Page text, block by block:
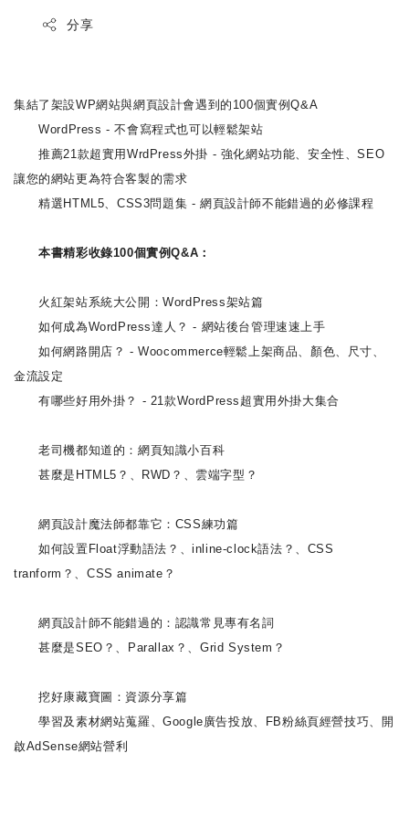
分享
集結了架設WP網站與網頁設計會遇到的100個實例Q&A
WordPress - 不會寫程式也可以輕鬆架站
推薦21款超實用WrdPress外掛 - 強化網站功能、安全性、SEO
讓您的網站更為符合客製的需求
精選HTML5、CSS3問題集 - 網頁設計師不能錯過的必修課程
本書精彩收錄100個實例Q&A：
火紅架站系統大公開：WordPress架站篇
如何成為WordPress達人？ - 網站後台管理速速上手
如何網路開店？ - Woocommerce輕鬆上架商品、顏色、尺寸、
金流設定
有哪些好用外掛？ - 21款WordPress超實用外掛大集合
老司機都知道的：網頁知識小百科
甚麼是HTML5？、RWD？、雲端字型？
網頁設計魔法師都靠它：CSS練功篇
如何設置Float浮動語法？、inline-clock語法？、CSS
tranform？、CSS animate？
網頁設計師不能錯過的：認識常見專有名詞
甚麼是SEO？、Parallax？、Grid System？
挖好康藏寶圖：資源分享篇
學習及素材網站蒐羅、Google廣告投放、FB粉絲頁經營技巧、開
啟AdSense網站營利